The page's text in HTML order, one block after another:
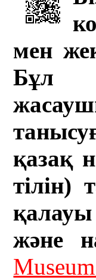
мен
Бұл
қазақ
тілін)
және